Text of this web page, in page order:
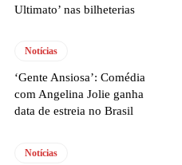
Ultimato’ nas bilheterias
Notícias
‘Gente Ansiosa’: Comédia
com Angelina Jolie ganha
data de estreia no Brasil
Notícias